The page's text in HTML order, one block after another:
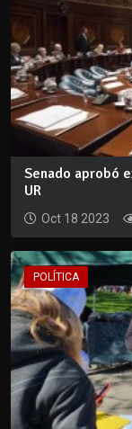
Senado aprobó
UR
Oct 18 2023
POLÍTICA